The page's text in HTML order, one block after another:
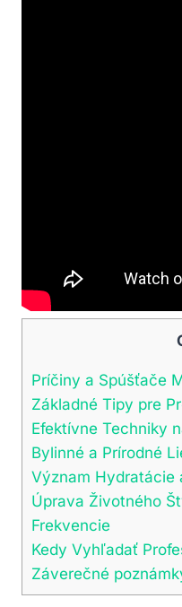
Príčiny a Spúšťače
Základné Tipy pre
Efektívne Techniky
Bylinné a Prírodné‍
Význam Hydratácie
Úprava Životného
Frekvencie
Kedy Vyhľadať
Záverečné